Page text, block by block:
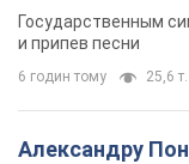
Государственным
и припев песни
6 годин тому 25,6 т.
Александру